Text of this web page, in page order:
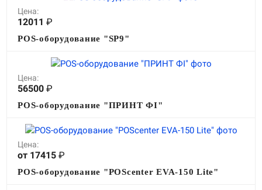
Цена:
12011 ₽
POS-оборудование "SP9"
Цена:
56500 ₽
POS-оборудование "ПРИНТ ФI"
Цена:
от 17415 ₽
POS-оборудование "POScenter EVA-150 Lite"